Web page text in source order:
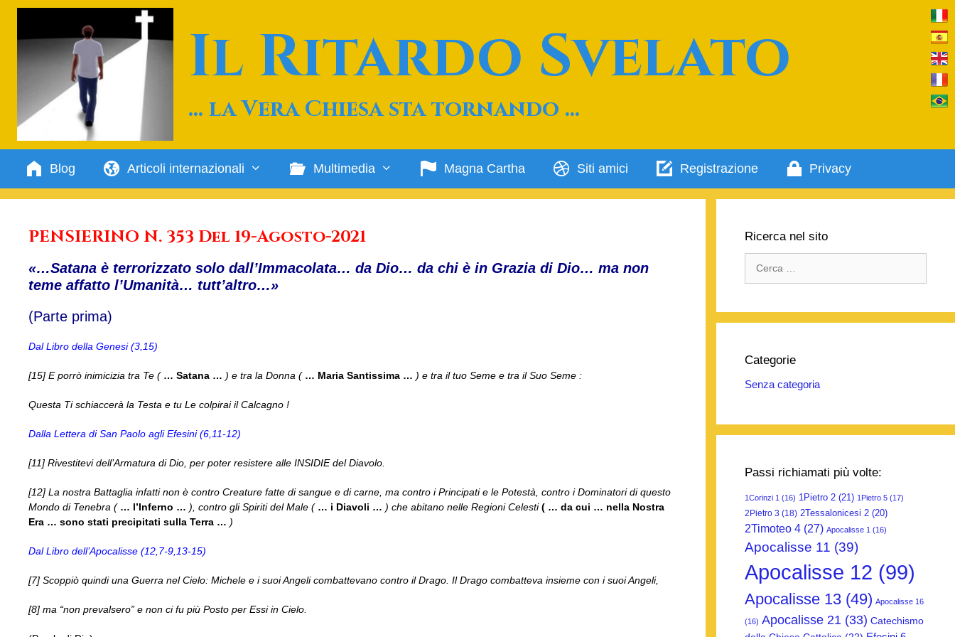
contenuto
Il Ritardo Svelato
… la Vera Chiesa sta tornando …
Blog Articoli internazionali Multimedia Magna Cartha Siti amici Registrazione Privacy
PENSIERINO N. 353 Del 19-Agosto-2021
«…Satana è terrorizzato solo dall’Immacolata… da Dio… da chi è in Grazia di Dio… ma non
teme affatto l’Umanità… tutt’altro…»
(Parte prima)
Dal Libro della Genesi (3,15)
[15] E porrò inimicizia tra Te ( … Satana … ) e tra la Donna ( … Maria Santissima … ) e tra il tuo Seme e tra il Suo Seme :
Questa Ti schiaccerà la Testa e tu Le colpirai il Calcagno !
Dalla Lettera di San Paolo agli Efesini (6,11-12)
[11] Rivestitevi dell’Armatura di Dio, per poter resistere alle INSIDIE del Diavolo.
[12] La nostra Battaglia infatti non è contro Creature fatte di sangue e di carne, ma contro i Principati e le Potestà, contro i Dominatori di questo
Mondo di Tenebra ( … l’Inferno … ), contro gli Spiriti del Male (… i Diavoli … ) che abitano nelle Regioni Celesti( … da cui … nella Nostra
Era … sono stati precipitati sulla Terra … )
Dal Libro dell’Apocalisse (12,7-9,13-15)
[7] Scoppiò quindi una Guerra nel Cielo: Michele e i suoi Angeli combattevano contro il Drago. Il Drago combatteva insieme con i suoi Angeli,
[8] ma “non prevalsero” e non ci fu più Posto per Essi in Cielo.
Ricerca nel sito
per:
Categorie
Senza categoria
Passi richiamati più volte:
1Corinzi 1 (16) 1Pietro 2 (21) 1Pietro 5 (17)
2Pietro 3 (18) 2Tessalonicesi 2 (20)
2Timoteo 4 (27) Apocalisse 1 (16)
Apocalisse 11 (39)
Apocalisse 12 (99)
Apocalisse 13 (49) Apocalisse 16
(16) Apocalisse 21 (33) Catechismo